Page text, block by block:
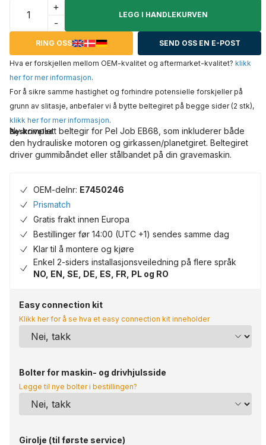
+
-
LEGG I HANDLEKURVEN
RING OSS SEND OSS EN E-POST
Hva er forskjellen mellom OEM-kvalitet og aftermarket-kvalitet? klikk
her for mer informasjon.
For å sikre samme hastighet og forhindre potensielle forskjeller på
grunn av slitasje, anbefaler vi å bytte beltegiret på begge sider (2 stk),
klikk her for mer informasjon.
Beskrivelse
Ny komplett beltegir for Pel Job EB68, som inkluderer både
den hydrauliske motoren og girkassen/planetgiret. Beltegiret
driver gummibåndet eller stålbandet på din gravemaskin.
OEM-delnr: E7450246
Prismatch
Gratis frakt innen Europa
Bestillinger før 14:00 (UTC +1) sendes samme dag
Klar til å montere og kjøre
Enkel 2-siders installasjonsveiledning på flere språk
NO, EN, SE, DE, ES, FR, PL og RO
Easy connection kit
Klikk her for å se hva et easy connection kit inneholder
Bolter for maskin- og drivhjulsside
Legge til nye bolter i bestillingen?
Girolje (til første service)